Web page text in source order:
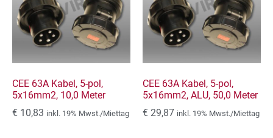
CEE 63A Kabel, 5-pol,
5x16mm2, 10,0 Meter
€ 10,83 inkl. 19% Mwst./Miettag
CEE 63A Kabel, 5-pol,
5x16mm2, ALU, 50,0 Meter
€ 29,87 inkl. 19% Mwst./Miettag